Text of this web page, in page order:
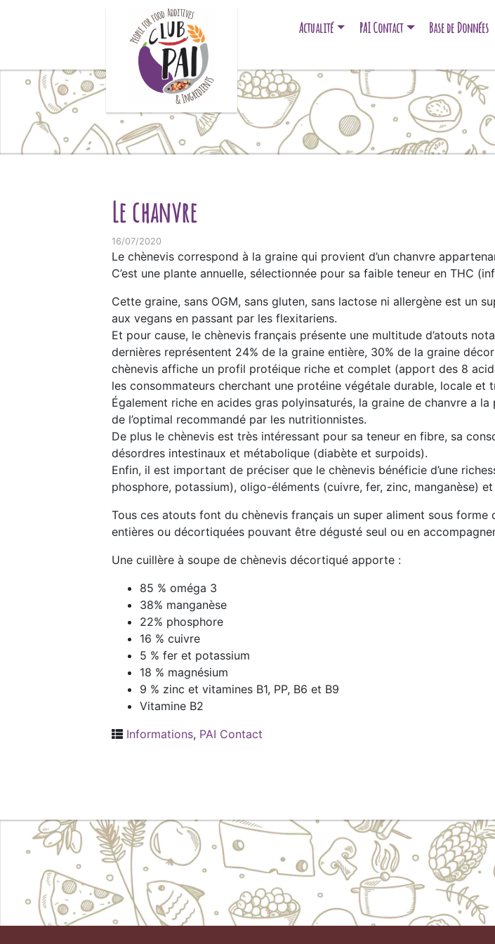
Actualité PAI Contact Base de Données
Le chanvre
16/07/2020
Le chènevis correspond à la graine qui provient d’un chanvre
C’est une plante annuelle, sélectionnée pour sa faible teneur en THC
Cette graine, sans OGM, sans gluten, sans lactose ni allergène est un
aux vegans en passant par les flexitariens.
Et pour cause, le chènevis français présente une multitude d’atouts
dernières représentent 24% de la graine entière, 30% de la graine
chènevis affiche un profil protéique riche et complet (apport des 8
les consommateurs cherchant une protéine végétale durable, locale et
Également riche en acides gras polyinsaturés, la graine de chanvre a
de l’optimal recommandé par les nutritionnistes.
De plus le chènevis est très intéressant pour sa teneur en fibre, sa
désordres intestinaux et métabolique (diabète et surpoids).
Enfin, il est important de préciser que le chènevis bénéficie d’une
phosphore, potassium), oligo-éléments (cuivre, fer, zinc, manganèse) et
Tous ces atouts font du chènevis français un super aliment sous
entières ou décortiquées pouvant être dégusté seul ou en
Une cuillère à soupe de chènevis décortiqué apporte :
85 % oméga 3
38% manganèse
22% phosphore
16 % cuivre
5 % fer et potassium
18 % magnésium
9 % zinc et vitamines B1, PP, B6 et B9
Vitamine B2
Informations, PAI Contact